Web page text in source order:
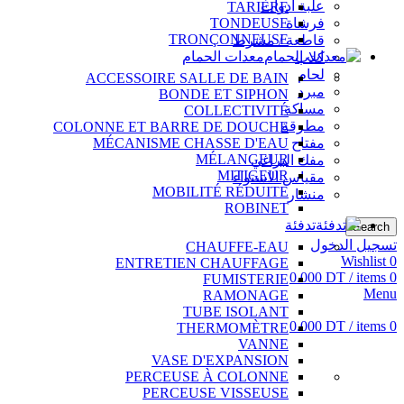
علبة أدوات
فرشاة
قاطعة / مشرط
كلاب
لحام
مبرد
مساكة
مطرقة
مفتاح
مفك البراغي
مقياس الاستواء
منشار
Search
تسجيل الدخول
0
Wishlist
0
items
/
0.000 DT
Menu
0
items
/
0.000 DT
TARIÈRE
TONDEUSE
TRONÇONNEUSE
معدات الحمام
ACCESSOIRE SALLE DE BAIN
BONDE ET SIPHON
COLLECTIVITÉ
COLONNE ET BARRE DE DOUCHE
MÉCANISME CHASSE D'EAU
MÉLANGEUR
MITIGEUR
MOBILITÉ RÉDUITE
ROBINET
تدفئة
CHAUFFE-EAU
ENTRETIEN CHAUFFAGE
FUMISTERIE
RAMONAGE
TUBE ISOLANT
THERMOMÈTRE
VANNE
VASE D'EXPANSION
PERCEUSE À COLONNE
PERCEUSE VISSEUSE